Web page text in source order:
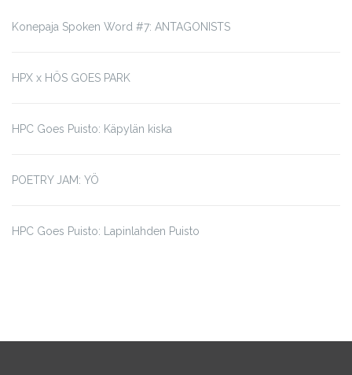
Konepaja Spoken Word #7: ANTAGONISTS
HPX x HÖS GOES PARK
HPC Goes Puisto: Käpylän kiska
POETRY JAM: YÖ
HPC Goes Puisto: Lapinlahden Puisto